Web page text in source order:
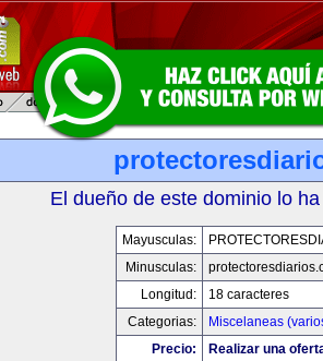
El dueño de este dominio lo
Mayusculas:
Minusculas:
Longitud:
18 caracteres
Categorias:
Miscelaneas
Precio:
Realizar una